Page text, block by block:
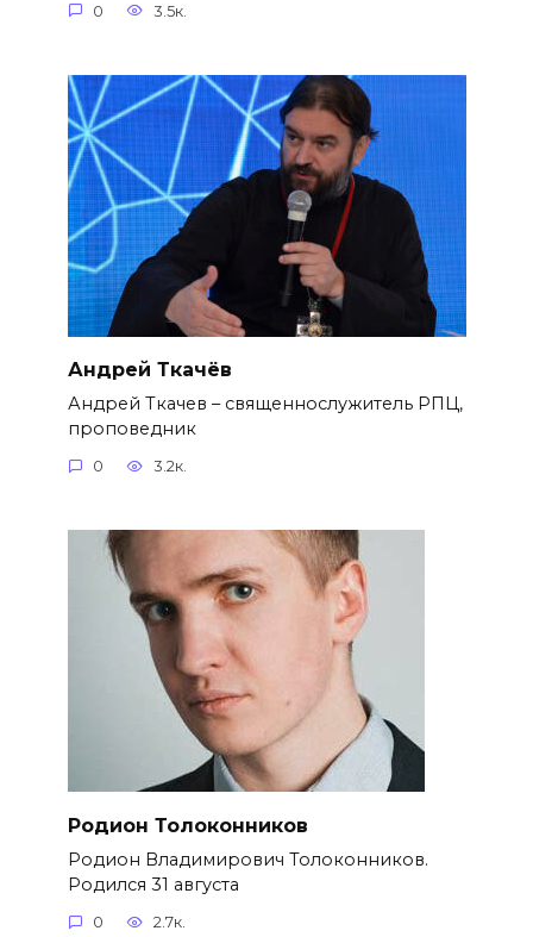
0 3.5к.
Андрей Ткачёв
Андрей Ткачев – священнослужитель РПЦ,
проповедник
0 3.2к.
Родион Толоконников
Родион Владимирович Толоконников.
Родился 31 августа
0 2.7к.